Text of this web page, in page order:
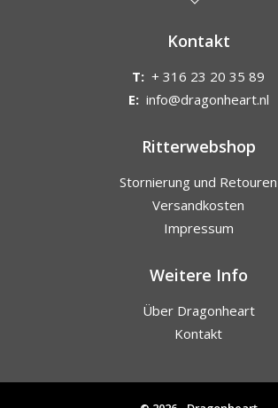
Kontakt
T: + 316 23 20 35 89
E: info@dragonheart.nl
Ritterwebshop
Stornierung und Retouren
Versandkosten
Impressum
Weitere Info
Über Dragonheart
Kontakt